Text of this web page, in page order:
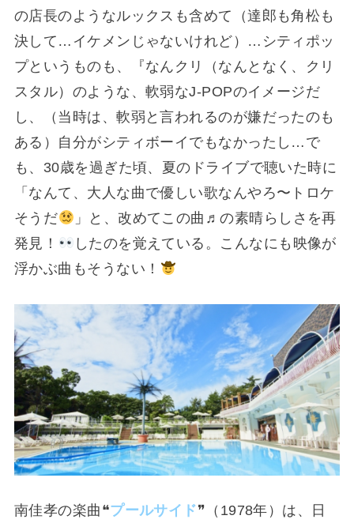
の店長のようなルックスも含めて（達郎も角松も
決して…イケメンじゃないけれど）…シティポッ
プというものも、『なんクリ（なんとなく、クリ
スタル）のような、軟弱なJ‐POPのイメージだ
し、（当時は、軟弱と言われるのが嫌だったのも
ある）自分がシティボーイでもなかったし…で
も、30歳を過ぎた頃、夏のドライブで聴いた時に
「なんて、大人な曲で優しい歌なんやろ〜トロケ
そうだ
」と、改めてこの曲♬の素晴らしさを再
発見！
したのを覚えている。こんなにも映像が
浮かぶ曲もそうない！
南佳孝の楽曲❝プールサイド❞（1978年）は、日